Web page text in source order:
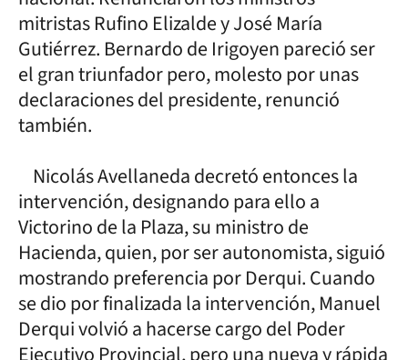
mitristas Rufino Elizalde y José María
Gutiérrez. Bernardo de Irigoyen pareció ser
el gran triunfador pero, molesto por unas
declaraciones del presidente, renunció
también.
Nicolás Avellaneda decretó entonces la
intervención, designando para ello a
Victorino de la Plaza, su ministro de
Hacienda, quien, por ser autonomista, siguió
mostrando preferencia por Derqui. Cuando
se dio por finalizada la intervención, Manuel
Derqui volvió a hacerse cargo del Poder